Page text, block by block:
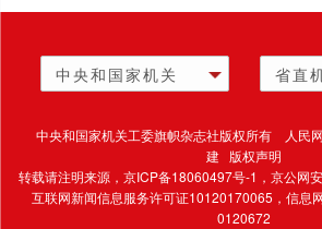
中央和国家机关 省直
中央和国家机关工委旗帜杂志社版权所有 人民
建 版权声明
转载请注明来源，京ICP备18060497号-1 ，京公网
互联网新闻信息服务许可证10120170065，信息
0120672